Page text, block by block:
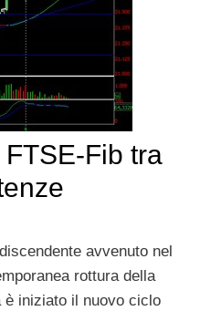
Fib tra
avvenuto nel
rottura della
iniziato il nuovo ciclo